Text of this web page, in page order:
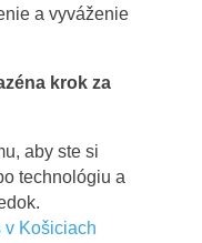
a vyváženie
krok za
aby ste si
technológiu a
v Košiciach